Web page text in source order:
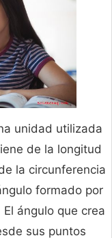
unidad utilizada
de la longitud
la circunferencia
formado por
ángulo que crea
sus puntos